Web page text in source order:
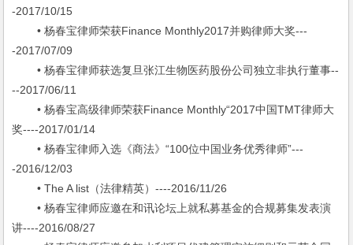
-2017/10/15
• 杨春宝律师荣获Finance Monthly2017并购律师大奖---
-2017/07/09
• 杨春宝律师获选复旦张江生物医药股份公司独立非执行董事--
--2017/06/11
• 杨春宝高级律师荣获Finance Monthly“2017中国TMT律师大
奖----2017/01/14
• 杨春宝律师入选《商法》“100位中国业务优秀律师”---
-2016/12/03
• The A list（法律精英）----2016/11/26
• 杨春宝律师应邀在和讯论坛上就私募基金的合规募集发表演
讲----2016/08/27